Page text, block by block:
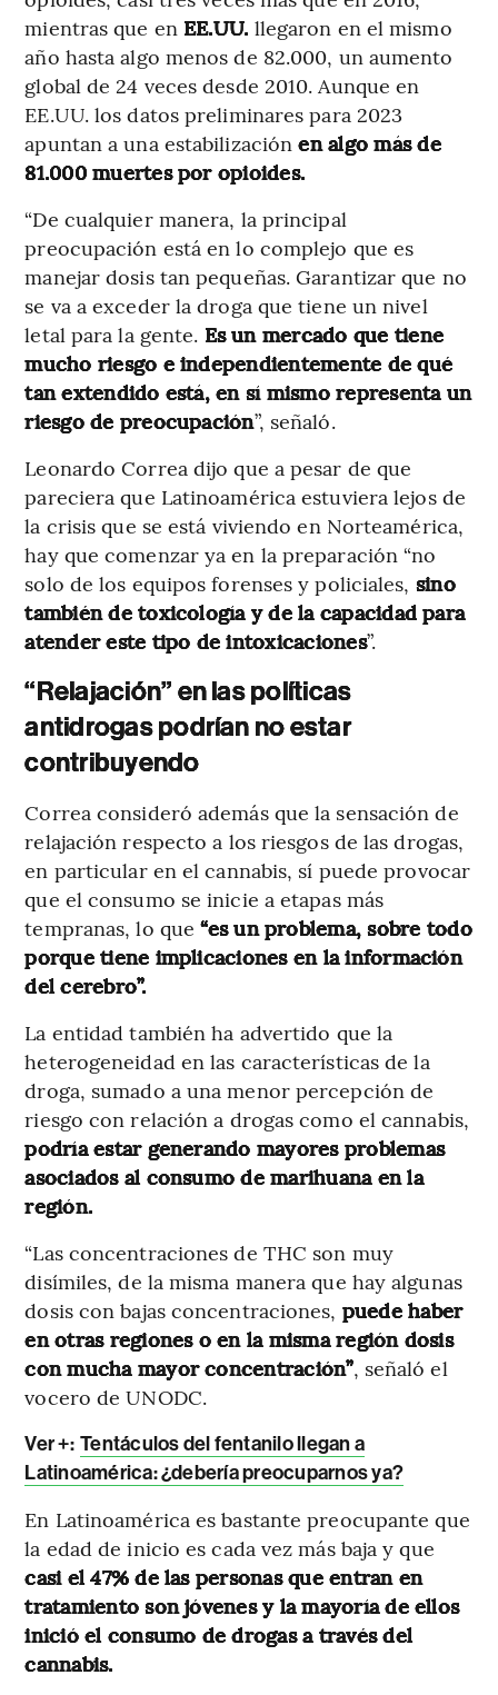
mientras que en EE.UU. llegaron en el mismo
año hasta algo menos de 82.000, un aumento
global de 24 veces desde 2010. Aunque en
EE.UU. los datos preliminares para 2023
apuntan a una estabilización en algo más de
81.000 muertes por opioides.
“De cualquier manera, la principal
preocupación está en lo complejo que es
manejar dosis tan pequeñas. Garantizar que no
se va a exceder la droga que tiene un nivel
letal para la gente. Es un mercado que tiene
mucho riesgo e independientemente de qué
tan extendido está, en sí mismo representa un
riesgo de preocupación”, señaló.
Leonardo Correa dijo que a pesar de que
pareciera que Latinoamérica estuviera lejos de
la crisis que se está viviendo en Norteamérica,
hay que comenzar ya en la preparación “no
solo de los equipos forenses y policiales, sino
también de toxicología y de la capacidad para
atender este tipo de intoxicaciones”.
“Relajación” en las políticas
antidrogas podrían no estar
contribuyendo
Correa consideró además que la sensación de
relajación respecto a los riesgos de las drogas,
en particular en el cannabis, sí puede provocar
que el consumo se inicie a etapas más
tempranas, lo que “es un problema, sobre todo
porque tiene implicaciones en la información
del cerebro”.
La entidad también ha advertido que la
heterogeneidad en las características de la
droga, sumado a una menor percepción de
riesgo con relación a drogas como el cannabis,
podría estar generando mayores problemas
asociados al consumo de marihuana en la
región.
“Las concentraciones de THC son muy
disímiles, de la misma manera que hay algunas
dosis con bajas concentraciones, puede haber
en otras regiones o en la misma región dosis
con mucha mayor concentración”, señaló el
vocero de UNODC.
Ver +: Tentáculos del fentanilo llegan a
Latinoamérica: ¿debería preocuparnos ya?
En Latinoamérica es bastante preocupante que
la edad de inicio es cada vez más baja y que
casi el 47% de las personas que entran en
tratamiento son jóvenes y la mayoría de ellos
inició el consumo de drogas a través del
cannabis.